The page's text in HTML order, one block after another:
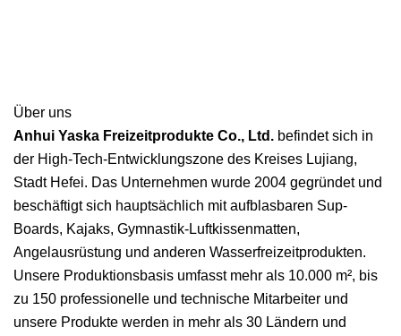
Über uns
Anhui Yaska Freizeitprodukte Co., Ltd. befindet sich in
der High-Tech-Entwicklungszone des Kreises Lujiang,
Stadt Hefei. Das Unternehmen wurde 2004 gegründet und
beschäftigt sich hauptsächlich mit aufblasbaren Sup-
Boards, Kajaks, Gymnastik-Luftkissenmatten,
Angelausrüstung und anderen Wasserfreizeitprodukten.
Unsere Produktionsbasis umfasst mehr als 10.000 m², bis
zu 150 professionelle und technische Mitarbeiter und
unsere Produkte werden in mehr als 30 Ländern und